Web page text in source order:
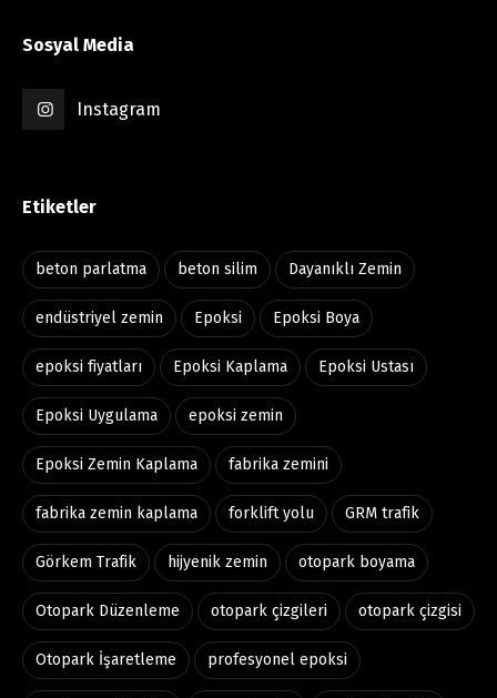
Sosyal Media
Instagram
Etiketler
beton parlatma beton silim Dayanıklı Zemin
endüstriyel zemin Epoksi Epoksi Boya
epoksi fiyatları Epoksi Kaplama Epoksi Ustası
Epoksi Uygulama epoksi zemin
Epoksi Zemin Kaplama fabrika zemini
fabrika zemin kaplama forklift yolu GRM trafik
Görkem Trafik hijyenik zemin otopark boyama
Otopark Düzenleme otopark çizgileri otopark çizgisi
Otopark İşaretleme profesyonel epoksi